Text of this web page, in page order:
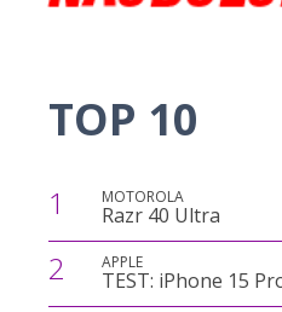
TOP 10
1 MOTOROLA
Razr 40 Ultra
2 APPLE
TEST: iPhone 15